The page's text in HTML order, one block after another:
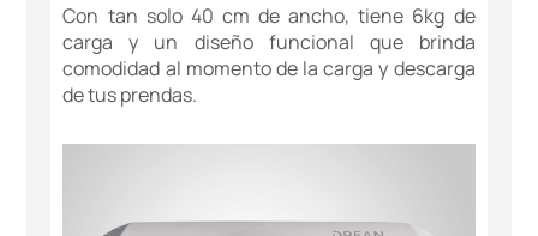
Con tan solo 40 cm de ancho, tiene 6kg de
carga y un diseño funcional que brinda
comodidad al momento de la carga y descarga
de tus prendas.